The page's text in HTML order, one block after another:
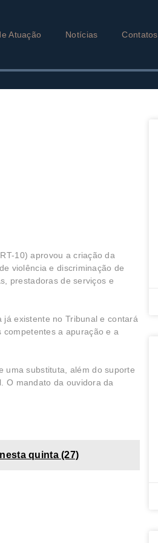
Atuação Notícias Contatos
10) aprovou a criação da
violência e discriminação de
prestadoras de serviços e
já existente no Tribunal e contará
a apuração e a
uma substituta, além do suporte
O mandato da ouvidora da
quinta (27)